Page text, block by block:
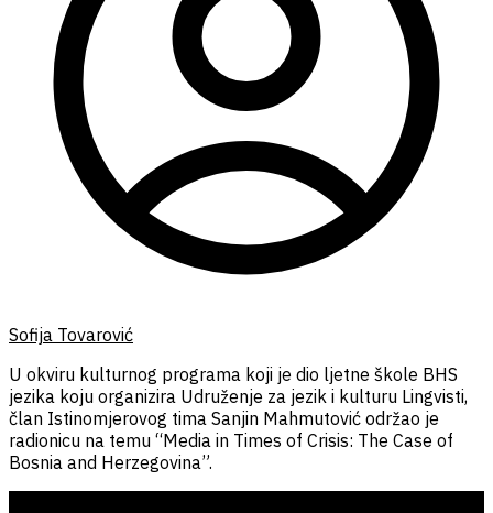
Sofija Tovarović
U okviru kulturnog programa koji je dio ljetne škole BHS
jezika koju organizira Udruženje za jezik i kulturu Lingvisti,
član Istinomjerovog tima Sanjin Mahmutović održao je
radionicu na temu “Media in Times of Crisis: The Case of
Bosnia and Herzegovina”.